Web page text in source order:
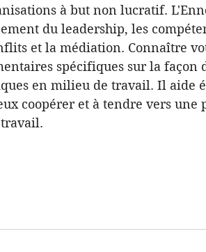
à but non lucratif.
du leadership, les
et la médiation. Connaître
spécifiques sur la façon
en milieu de travail. Il aide
coopérer et à tendre vers une